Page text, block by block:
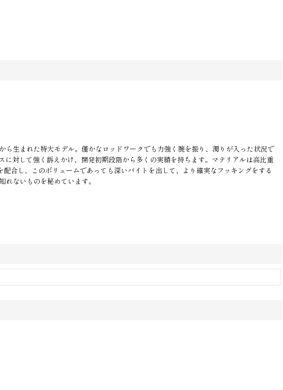
生まれた特大モデル。僅かなロッドワークでも力強く腕を振り、濁りが入った状況で
対して強く訴えかけ、開発初期段階から多くの実績を持ちます。マテリアルは高比重
合し、このボリュームであっても深いバイトを出して、より確実なフッキングをする
ないものを秘めています。